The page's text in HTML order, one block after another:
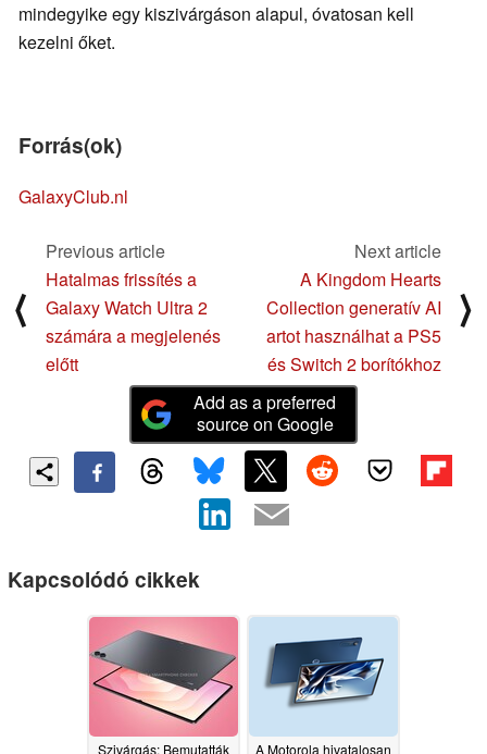
mindegyike egy kiszivárgáson alapul, óvatosan kell
kezelni őket.
Forrás(ok)
GalaxyClub.nl
⟨
Previous article
Hatalmas frissítés a
Galaxy Watch Ultra 2
számára a megjelenés
előtt
Next article
A Kingdom Hearts
Collection generatív AI
artot használhat a PS5
és Switch 2 borítókhoz
⟩
Add as a preferred
source on Google
Kapcsolódó cikkek
Szivárgás: Bemutatták
A Motorola hivatalosan